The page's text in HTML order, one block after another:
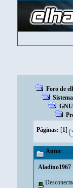
Foro de
Páginas: [1]
Autor
Aladino1967